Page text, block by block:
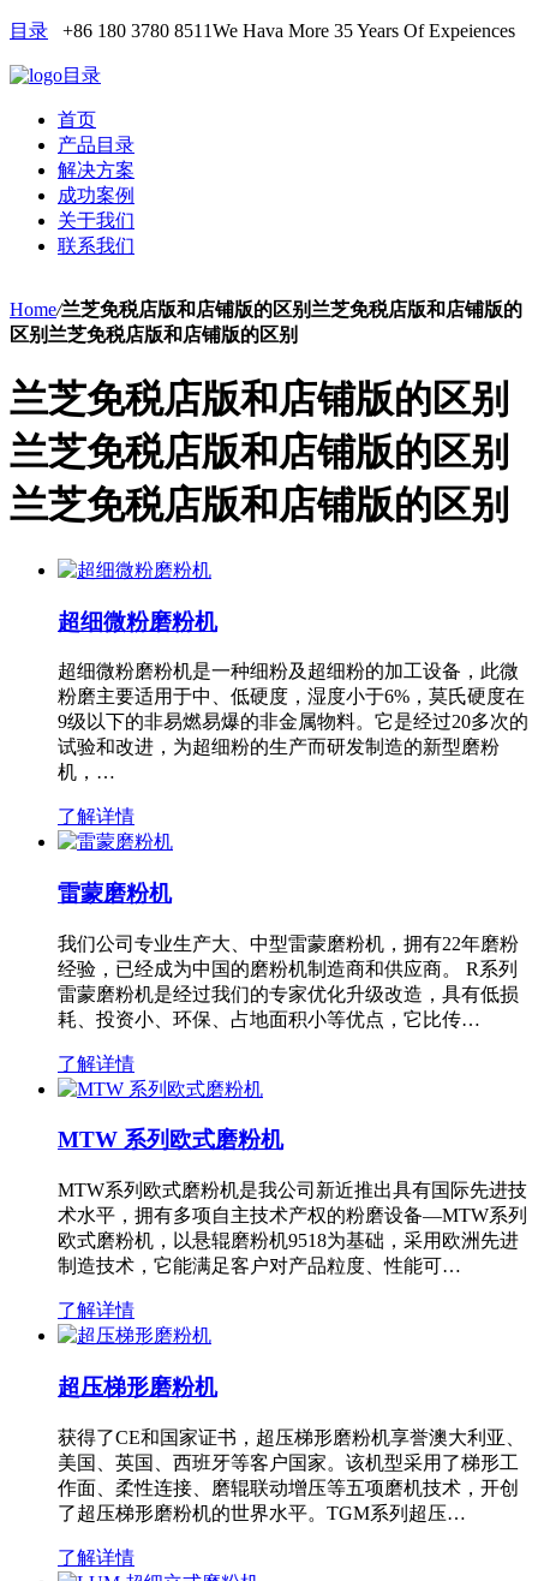
目录 +86 180 3780 8511We Hava More 35 Years Of Expeiences
目录
首页
产品目录
解决方案
成功案例
关于我们
联系我们
Home/兰芝免税店版和店铺版的区别兰芝免税店版和店铺版的
区别兰芝免税店版和店铺版的区别
兰芝免税店版和店铺版的区别
兰芝免税店版和店铺版的区别
兰芝免税店版和店铺版的区别
超细微粉磨粉机
超细微粉磨粉机是一种细粉及超细粉的加工设备，此微
粉磨主要适用于中、低硬度，湿度小于6%，莫氏硬度在
9级以下的非易燃易爆的非金属物料。它是经过20多次的
试验和改进，为超细粉的生产而研发制造的新型磨粉
机，…
了解详情
雷蒙磨粉机
我们公司专业生产大、中型雷蒙磨粉机，拥有22年磨粉
经验，已经成为中国的磨粉机制造商和供应商。 R系列
雷蒙磨粉机是经过我们的专家优化升级改造，具有低损
耗、投资小、环保、占地面积小等优点，它比传…
了解详情
MTW 系列欧式磨粉机
MTW系列欧式磨粉机是我公司新近推出具有国际先进技
术水平，拥有多项自主技术产权的粉磨设备—MTW系列
欧式磨粉机，以悬辊磨粉机9518为基础，采用欧洲先进
制造技术，它能满足客户对产品粒度、性能可…
了解详情
超压梯形磨粉机
获得了CE和国家证书，超压梯形磨粉机享誉澳大利亚、
美国、英国、西班牙等客户国家。该机型采用了梯形工
作面、柔性连接、磨辊联动增压等五项磨机技术，开创
了超压梯形磨粉机的世界水平。TGM系列超压…
了解详情